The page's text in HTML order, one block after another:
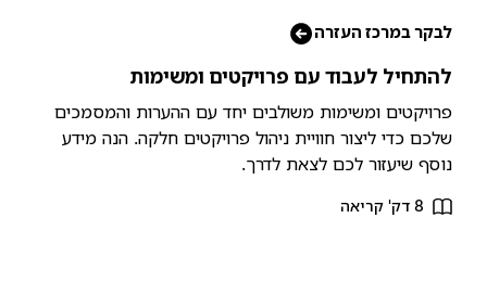
במרכז העזרה
לעבוד עם פרויקטים ומשימות
ומשימות משולבים יחד עם ההערות והמסמכים
כדי ליצור חוויית ניהול פרויקטים חלקה. הנה מידע
שיעזור לכם לצאת לדרך.
8 דק' קריאה